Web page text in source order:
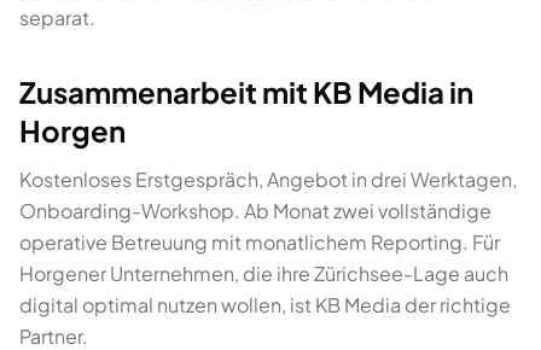
separat.
Zusammenarbeit mit KB Media in
Horgen
Kostenloses Erstgespräch, Angebot in drei Werktagen,
Onboarding-Workshop. Ab Monat zwei vollständige
operative Betreuung mit monatlichem Reporting. Für
Horgener Unternehmen, die ihre Zürichsee-Lage auch
digital optimal nutzen wollen, ist KB Media der richtige
Partner.